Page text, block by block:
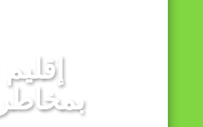
القوات المسلحة الملكية .. جاهزية
برقية تهنئة إلى جلالة الملك من
الأحداث التي شهدتها نقاط العبور